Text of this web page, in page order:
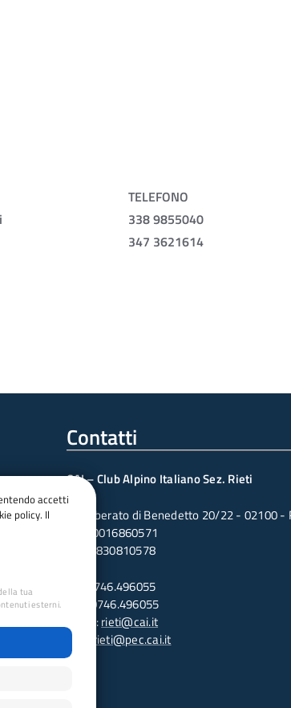
TELEFONO
338 9855040
347 3621614
Contatti
CAI – Club Alpino Italiano Sez. Rieti
Via Liberato di Benedetto 20/22 - 02100 -
CF: 80016860571
PI: 00830810578
Tel: 0746.496055
Fax: 0746.496055
Email:rieti@cai.it
PEC:
rieti@pec.cai.it
accetti
policy. Il
tua
esterni.